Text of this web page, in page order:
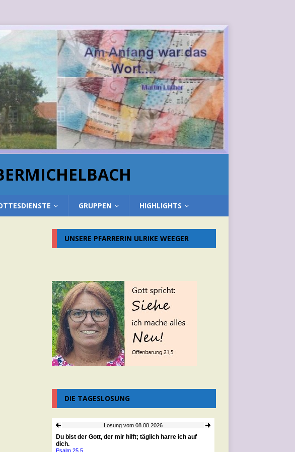
GRUPPEN HIGHLIGHTS
UNSERE PFARRERIN ULRIKE WEEGER
DIE TAGESLOSUNG